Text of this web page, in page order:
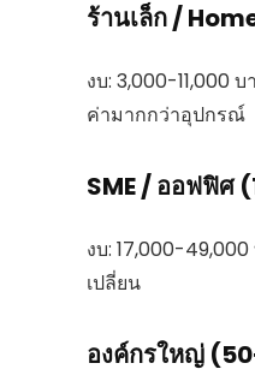
ร้านเล็ก /
งบ: 3,000-11,000
ค่ามากกว่าอุปกรณ์
SME / ออฟฟิศ
งบ: 17,000-
เปลี่ยน
องค์กรใหญ่